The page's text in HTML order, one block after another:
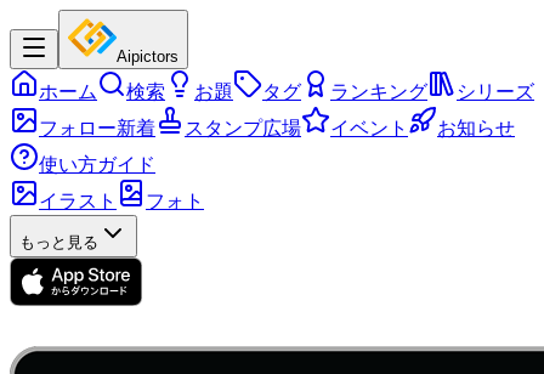
Aipictors
ホーム 検索 お題 タグ ランキング
シリーズ
フォロー新着
スタンプ広場 イベント
お知らせ
使い方ガイド
イラスト
フォト
もっと見る